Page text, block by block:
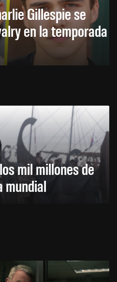
Gillespie se
en la temporada
mil millones de
mundial